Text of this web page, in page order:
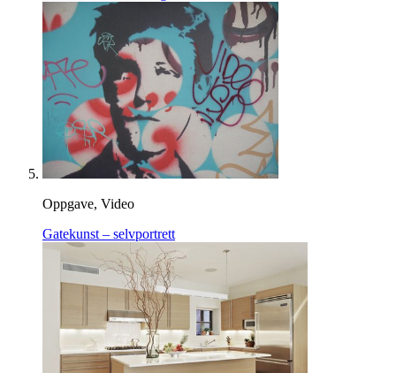
Oppgave, Video
Gatekunst – selvportrett